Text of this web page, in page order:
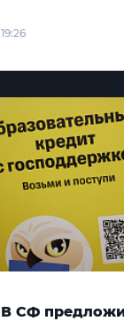
19:26
В СФ